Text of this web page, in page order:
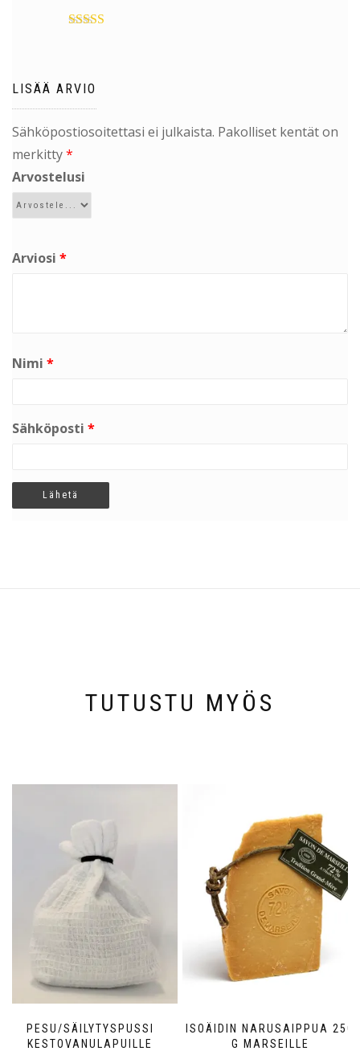
LISÄÄ ARVIO
Sähköpostiosoitettasi ei julkaista. Pakolliset kentät on
merkitty*
Arvostelusi
Arviosi *
Nimi *
Sähköposti *
TUTUSTU MYÖS
PESU/SÄILYTYSPUSSI
KESTOVANULAPUILLE
ISOÄIDIN NARUSAIPPUA 250
G MARSEILLE